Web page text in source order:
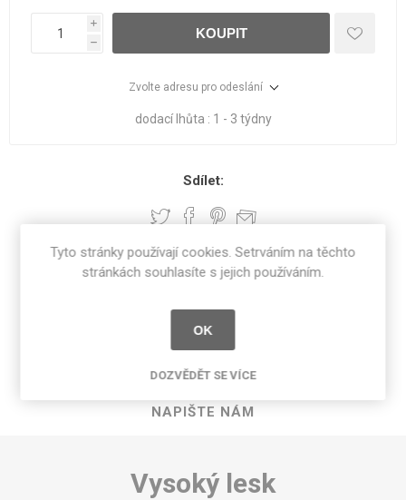
i
h
KOUPIT
Zvolte adresu pro odeslání
dodací lhůta : 1 - 3 týdny
Sdílet:
POPIS PRODUKTU
RECENZE
NAPIŠTE NÁM
Vysoký lesk
Tyto stránky používají cookies. Setrváním na těchto
stránkách souhlasíte s jejich používáním.
OK
DOZVĚDĚT SE VÍCE